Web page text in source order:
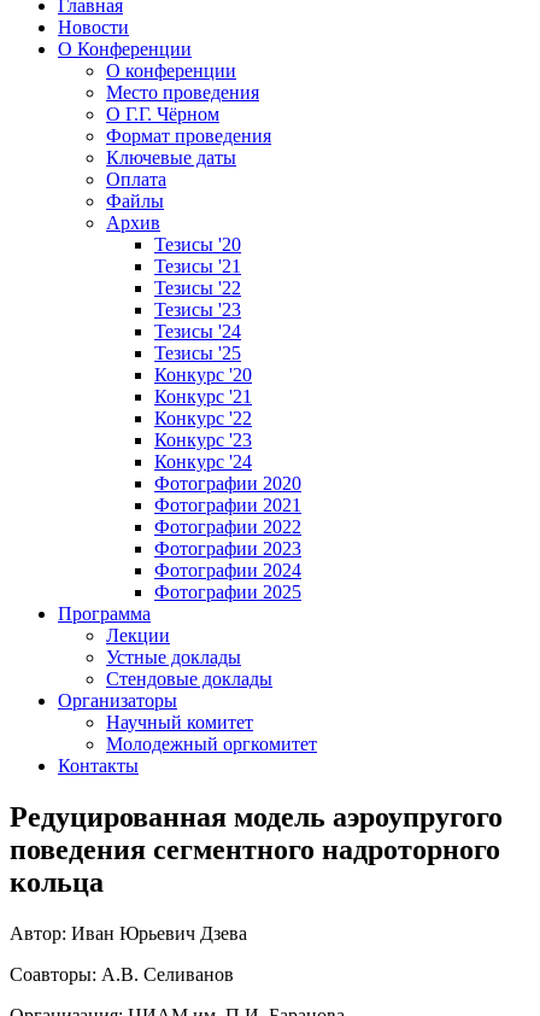
Главная
Новости
О Конференции
О конференции
Место проведения
О Г.Г. Чёрном
Формат проведения
Ключевые даты
Оплата
Файлы
Архив
Тезисы '20
Тезисы '21
Тезисы '22
Тезисы '23
Тезисы '24
Тезисы '25
Конкурс '20
Конкурс '21
Конкурс '22
Конкурс '23
Конкурс '24
Фотографии 2020
Фотографии 2021
Фотографии 2022
Фотографии 2023
Фотографии 2024
Фотографии 2025
Программа
Лекции
Устные доклады
Стендовые доклады
Организаторы
Научный комитет
Молодежный оргкомитет
Контакты
Редуцированная модель аэроупругого
поведения сегментного надроторного
кольца
Автор: Иван Юрьевич Дзева
Соавторы: А.В. Селиванов